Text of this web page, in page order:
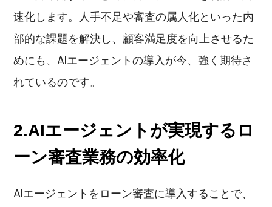
速化します。人手不足や審査の属人化といった内
部的な課題を解決し、顧客満足度を向上させるた
めにも、AIエージェントの導入が今、強く期待さ
れているのです。
2.AIエージェントが実現するロ
ーン審査業務の効率化
AIエージェントをローン審査に導入することで、